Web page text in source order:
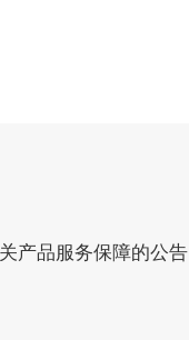
产品服务保障的公告